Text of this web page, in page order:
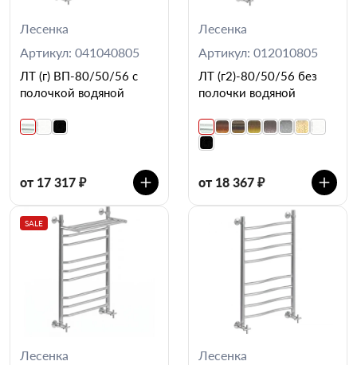
Лесенка
Артикул: 041040805
ЛТ (г) ВП-80/50/56 с
полочкой водяной
от 17 317 ₽
Лесенка
Артикул: 012010805
ЛТ (г2)-80/50/56 без
полочки водяной
от 18 367 ₽
SALE
Лесенка
Лесенка